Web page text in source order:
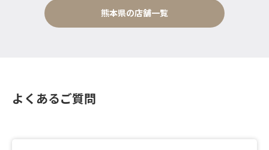
熊本県の店舗一覧
よくあるご質問